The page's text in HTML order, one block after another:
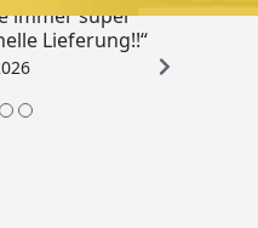
immer super
Lieferung!!“